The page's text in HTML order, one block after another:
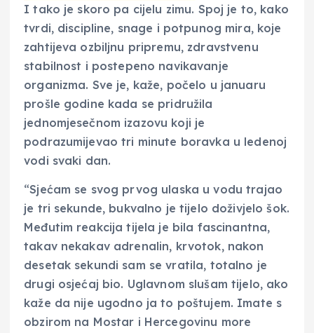
I tako je skoro pa cijelu zimu. Spoj je to, kako
tvrdi, discipline, snage i potpunog mira, koje
zahtijeva ozbiljnu pripremu, zdravstvenu
stabilnost i postepeno navikavanje
organizma. Sve je, kaže, počelo u januaru
prošle godine kada se pridružila
jednomjesečnom izazovu koji je
podrazumijevao tri minute boravka u ledenoj
vodi svaki dan.
“Sjećam se svog prvog ulaska u vodu trajao
je tri sekunde, bukvalno je tijelo doživjelo šok.
Međutim reakcija tijela je bila fascinantna,
takav nekakav adrenalin, krvotok, nakon
desetak sekundi sam se vratila, totalno je
drugi osjećaj bio. Uglavnom slušam tijelo, ako
kaže da nije ugodno ja to poštujem. Imate s
obzirom na Mostar i Hercegovinu more